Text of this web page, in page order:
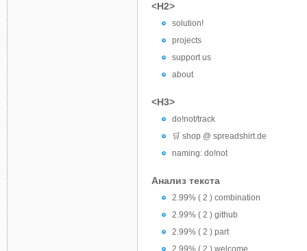
<H2>
solution!
projects
support us
about
<H3>
do!not/track
🛒 shop @ spreadshirt.de
naming: do!not
Анализ текста
2.99% ( 2 ) combination
2.99% ( 2 ) github
2.99% ( 2 ) part
2.99% ( 2 ) welcome